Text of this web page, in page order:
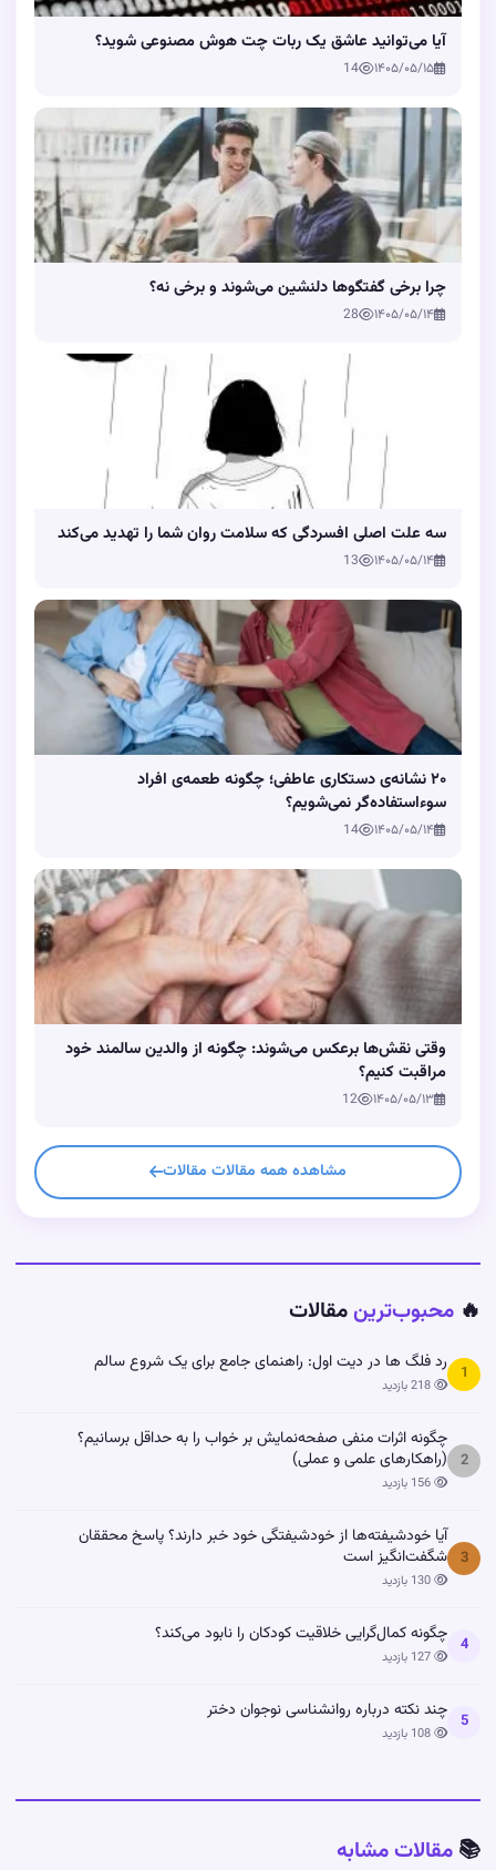
آیا می‌توانید عاشق یک ربات چت هوش مصنوعی شوید؟
۱۴۰۵/۰۵/۱۵ 14
چرا برخی گفتگوها دلنشین می‌شوند و برخی نه؟
۱۴۰۵/۰۵/۱۴ 28
سه علت اصلی افسردگی که سلامت روان شما را تهدید می‌کند
۱۴۰۵/۰۵/۱۴ 13
۲۰ نشانه‌ی دستکاری عاطفی؛ چگونه طعمه‌ی افراد
سوءاستفاده‌گر نمی‌شویم؟
۱۴۰۵/۰۵/۱۴ 14
وقتی نقش‌ها برعکس می‌شوند: چگونه از والدین سالمند خود
مراقبت کنیم؟
۱۴۰۵/۰۵/۱۳ 12
مشاهده همه مقالات مقالات
🔥 محبوب‌ترینمقالات
1 رد فلگ ها در دیت اول: راهنمای جامع برای یک شروع سالم
2
چگونه اثرات منفی صفحه‌نمایش بر خواب را به حداقل برسانیم؟
(راهکارهای علمی و عملی)
3
آیا خودشیفته‌ها از خودشیفتگی خود خبر دارند؟ پاسخ محققان
شگفت‌انگیز است
4 چگونه کمال‌گرایی خلاقیت کودکان را نابود می‌کند؟
5 چند نکته درباره روانشناسی نوجوان دختر
📚 مقالات مشابه